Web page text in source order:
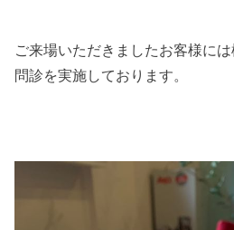
ご来場いただきましたお客様に
問診を実施しております。